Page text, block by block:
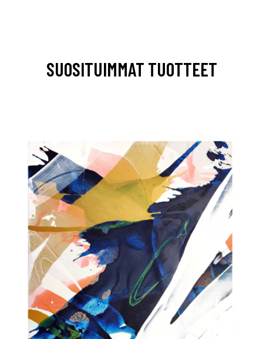
SUOSITUIMMAT TUOTTEET